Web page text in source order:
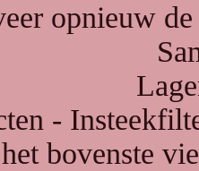
opnieuw
-
bovenste